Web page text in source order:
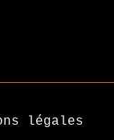
légales